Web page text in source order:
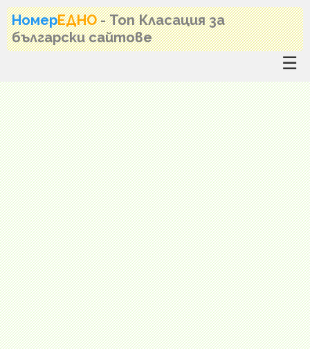
НомерЕДНО - Топ Класация за
български сайтове
☰